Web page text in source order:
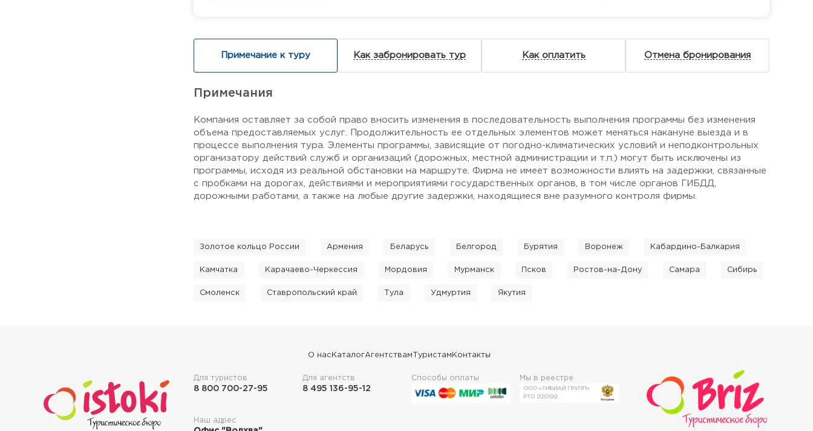
Примечание к туру Как забронировать тур Как оплатить Отмена бронирования
Примечания
Компания оставляет за собой право вносить изменения в последовательность выполнения программы без изменения
объема предоставляемых услуг. Продолжительность ее отдельных элементов может меняться накануне выезда и в
процессе выполнения тура. Элементы программы, зависящие от погодно-климатических условий и неподконтрольных
организатору действий служб и организаций (дорожных, местной администрации и т.п.) могут быть исключены из
программы, исходя из реальной обстановки на маршруте. Фирма не имеет возможности влиять на задержки, связанные
с пробками на дорогах, действиями и мероприятиями государственных органов, в том числе органов ГИБДД,
дорожными работами, а также на любые другие задержки, находящиеся вне разумного контроля фирмы.
Золотое кольцо России Армения Беларусь Белгород Бурятия Воронеж Кабардино-Балкария
Камчатка Карачаево-Черкессия Мордовия Мурманск Псков Ростов-на-Дону Самара Сибирь
Смоленск Ставропольский край Тула Удмуртия Якутия
О нас КаталогАгентствам Туристам Контакты
Для туристов
8 800 700-27-95
Для агентств
8 495 136-95-12
Способы оплаты Мы в реестре
Наш адрес